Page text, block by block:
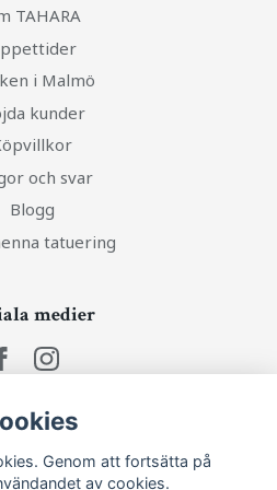
TAHARA
i Malmö
kunder
och svar
Blogg
tatuering
medier
Genom att fortsätta på
av cookies.